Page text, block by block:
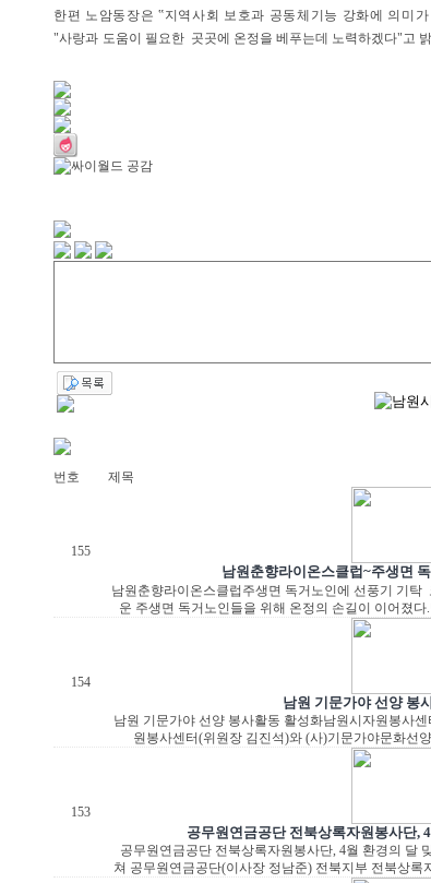
한편 노암동장은 ‟지역사회 보호과 공동체기능 강화에 의미
"사랑과 도움이 필요한 곳곳에 온정을 베푸는데 노력하겠다"고
번호 제목
155
남원춘향라이온스클럽~주생면
남원춘향라이온스클럽주생면 독거노인에 선풍기 기탁
운 주생면 독거노인들을 위해 온정의 손길이 이어졌
154
남원 기문가야 선양 봉
남원 기문가야 선양 봉사활동 활성화남원시자원봉사
원봉사센터(위원장 김진석)와 (사)기문가야문화선
153
공무원연금공단 전북상록자원봉사단,
공무원연금공단 전북상록자원봉사단, 4월 환경의 달
쳐 공무원연금공단(이사장 정남준) 전북지부 전북상